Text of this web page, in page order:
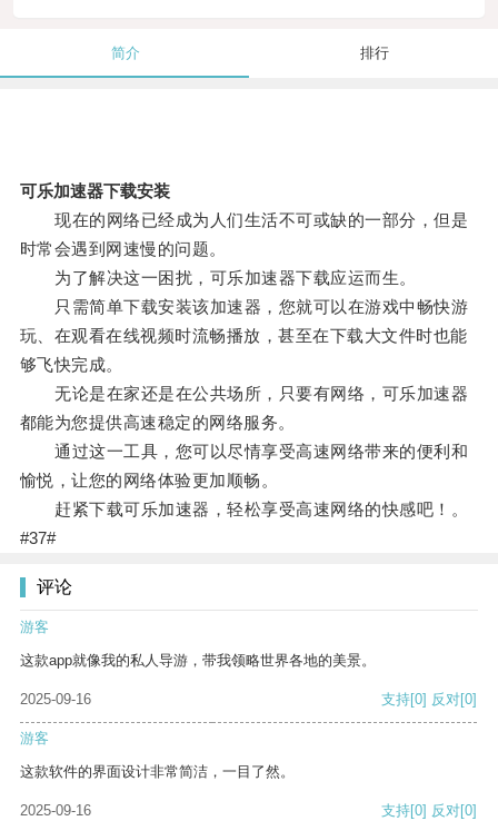
简介 排行
可乐加速器下载安装
现在的网络已经成为人们生活不可或缺的一部分，但是
时常会遇到网速慢的问题。
为了解决这一困扰，可乐加速器下载应运而生。
只需简单下载安装该加速器，您就可以在游戏中畅快游
玩、在观看在线视频时流畅播放，甚至在下载大文件时也能
够飞快完成。
无论是在家还是在公共场所，只要有网络，可乐加速器
都能为您提供高速稳定的网络服务。
通过这一工具，您可以尽情享受高速网络带来的便利和
愉悦，让您的网络体验更加顺畅。
赶紧下载可乐加速器，轻松享受高速网络的快感吧！。
#37#
评论
游客
这款app就像我的私人导游，带我领略世界各地的美景。
2025-09-16 支持[0] 反对[0]
游客
这款软件的界面设计非常简洁，一目了然。
2025-09-16 支持[0] 反对[0]